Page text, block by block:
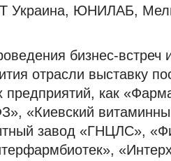
Украина, ЮНИЛАБ,
бизнес-встреч
отрасли выставку
предприятий, как
«Киевский
завод «ГНЦЛС»,